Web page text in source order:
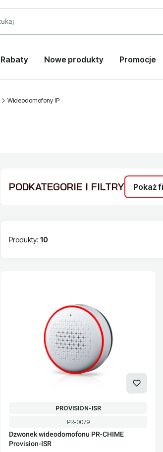
Rabaty Nowe produkty Promocje
Wideodomofony IP
PODKATEGORIE I FILTRY Pokaż
Produkty: 10
Kod produktu
PR-0079
Dzwonek wideodomofonu PR-CHIME
Provision-ISR
PRODUCENT
PROVISION-ISR